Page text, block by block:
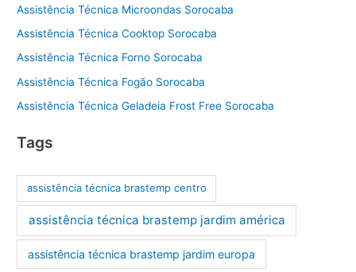
Assistência Técnica Microondas Sorocaba
Assistência Técnica Cooktop Sorocaba
Assistência Técnica Forno Sorocaba
Assistência Técnica Fogão Sorocaba
Assistência Técnica Geladeia Frost Free Sorocaba
Tags
assistência técnica brastemp centro
assistência técnica brastemp jardim américa
assistência técnica brastemp jardim europa